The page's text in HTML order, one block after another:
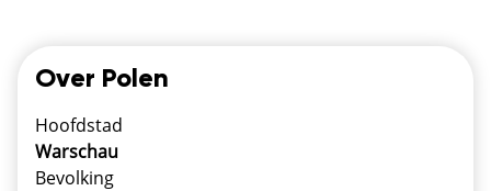
Over Polen
Hoofdstad
Warschau
Bevolking